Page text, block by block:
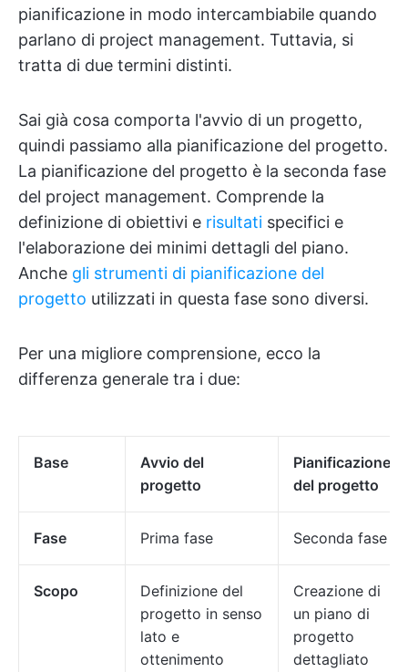
pianificazione in modo intercambiabile quando
parlano di project management. Tuttavia, si
tratta di due termini distinti.
Sai già cosa comporta l'avvio di un progetto,
quindi passiamo alla pianificazione del progetto.
La pianificazione del progetto è la seconda fase
del project management. Comprende la
definizione di obiettivi e risultati specifici e
l'elaborazione dei minimi dettagli del piano.
Anche gli strumenti di pianificazione del
progetto utilizzati in questa fase sono diversi.
Per una migliore comprensione, ecco la
differenza generale tra i due:
Base
Avvio del
progetto
Pianificazione
del progetto
Fase Prima fase Seconda fase
Scopo
Definizione del
progetto in senso
lato e
ottenimento
Creazione di
un piano di
progetto
dettagliato